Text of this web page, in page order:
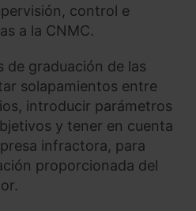
control e
a la CNMC.
de graduación de las
solapamientos entre
introducir parámetros
y tener en cuenta
infractora, para
proporcionada del